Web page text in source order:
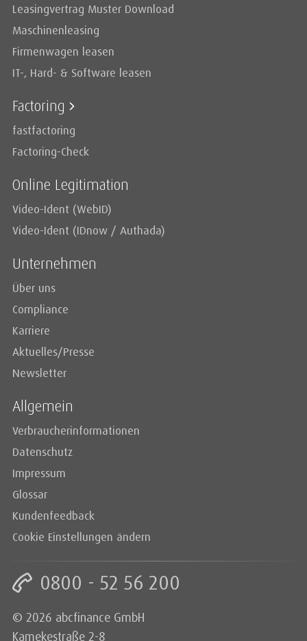
Leasingvertrag Muster Download
Maschinenleasing
Firmenwagen leasen
IT-, Hard- & Software leasen
Factoring
fastfactoring
Factoring-Check
Online Legitimation
Video-Ident (WebID)
Video-Ident (IDnow / Authada)
Unternehmen
Über uns
Compliance
Karriere
Aktuelles/Presse
Newsletter
Allgemein
Verbraucherinformationen
Datenschutz
Impressum
Glossar
Kundenfeedback
Cookie Einstellungen ändern
0800 - 52 56 200
© 2026 abcfinance GmbH
Kamekestraße 2-8